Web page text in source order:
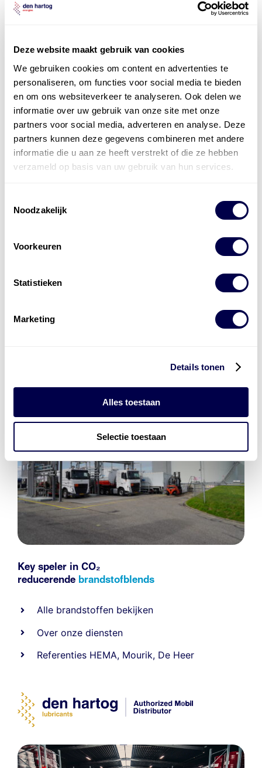
Deze website maakt gebruik van cookies
We gebruiken cookies om content en advertenties te
personaliseren, om functies voor social media te bieden
en om ons websiteverkeer te analyseren. Ook delen we
informatie over uw gebruik van onze site met onze
partners voor social media, adverteren en analyse. Deze
partners kunnen deze gegevens combineren met andere
informatie die u aan ze heeft verstrekt of die ze hebben
verzameld op basis van uw gebruik van hun services.
Noodzakelijk
Voorkeuren
Statistieken
Marketing
Details tonen
Alles toestaan
Selectie toestaan
Levert complete
Energiebeheer
Key speler in CO₂
reducerende brandstofblends
Alle brandstoffen bekijken
Over onze diensten
Referenties HEMA, Mourik, De Heer